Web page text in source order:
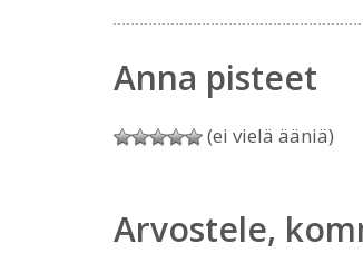
Anna pisteet
(ei vielä ääniä)
Arvostele,